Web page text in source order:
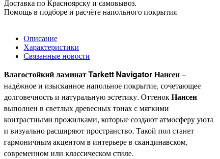
Доставка по Красноярску и самовывоз.
Помощь в подборе и расчёте напольного покрытия
Описание
Характеристики
Связанные новости
Влагостойкий ламинат Tarkett Navigator Нансен–
надёжное и изысканное напольное покрытие, сочетающее
долговечность и натуральную эстетику. ОттенокНансен
выполнен в светлых древесных тонах с мягкими
контрастными прожилками, которые создают атмосферу уюта
и визуально расширяют пространство. Такой пол станет
гармоничным акцентом в интерьере в скандинавском,
современном или классическом стиле.